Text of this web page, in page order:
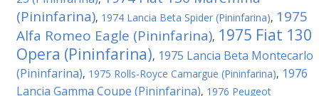
(Pininfarina), 1974 Lancia Beta Spider (Pininfarina), 1975
Alfa Romeo Eagle (Pininfarina), 1975 Fiat 130
Opera (Pininfarina), 1975 Lancia Beta Montecarlo
(Pininfarina), 1975 Rolls-Royce Camargue (Pininfarina), 1976
Lancia Gamma Coupe (Pininfarina), 1976 Peugeot